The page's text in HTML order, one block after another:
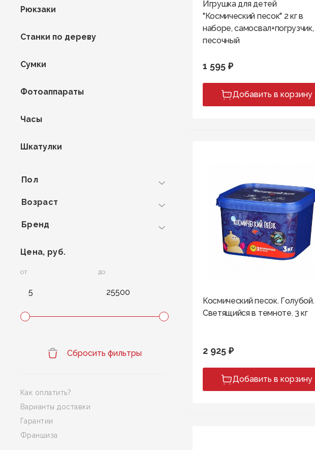
Рюкзаки
Станки по дереву
Сумки
Фотоаппараты
Часы
Шкатулки
Пол
Возраст
Бренд
Цена, руб.
ОТ ДО
Сбросить фильтры
Как оплатить?
Варианты доставки
Гарантии
Франшиза
Игрушка для детей
"Космический песок" 2 кг в
наборе, самосвал+погрузчик,
песочный
1 595 ₽
Добавить в корзину
Космический песок. Голубой.
Светящийся в темноте. 3 кг
2 925 ₽
Добавить в корзину